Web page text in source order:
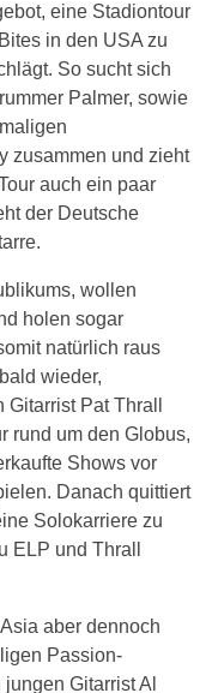
eine Stadiontour
in den USA zu
So sucht sich
Palmer, sowie
zusammen und zieht
auch ein paar
der Deutsche
wollen
holen sogar
natürlich raus
wieder,
Pat Thrall
rund um den Globus,
Shows vor
Danach quittiert
Solokarriere zu
ELP und Thrall
aber dennoch
Passion-
Gitarrist Al